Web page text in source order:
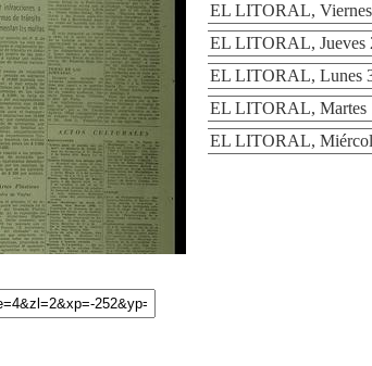
EL LITORAL, Viernes
EL LITORAL, Jueves
EL LITORAL, Lunes
EL LITORAL, Martes
EL LITORAL,